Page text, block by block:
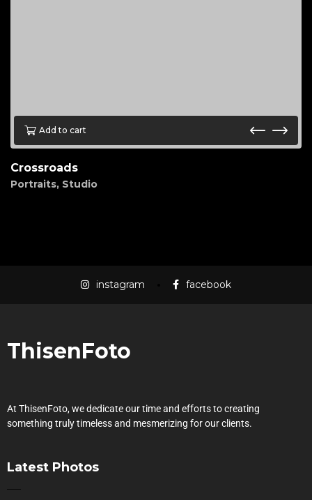
Add to cart
Crossroads
Portraits, Studio
instagram facebook
ThisenFoto
At ThisenFoto, we dedicate our time and efforts to creating
something truly timeless and mesmerizing for our clients.
Latest Photos